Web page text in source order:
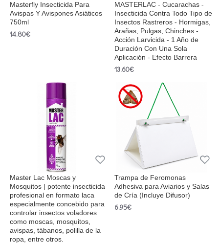
Masterfly Insecticida Para
Avispas Y Avispones Asiáticos
750ml
14.80€
MASTERLAC - Cucarachas -
Insecticida Contra Todo Tipo de
Insectos Rastreros - Hormigas,
Arañas, Pulgas, Chinches -
Acción Larvicida - 1 Año de
Duración Con Una Sola
Aplicación - Efecto Barrera
13.60€
Master Lac Moscas y
Mosquitos | potente insecticida
profesional en formato laca
especialmente concebido para
controlar insectos voladores
como moscas, mosquitos,
avispas, tábanos, polilla de la
ropa, entre otros.
Trampa de Feromonas
Adhesiva para Aviarios y Salas
de Cría (Incluye Difusor)
6.95€